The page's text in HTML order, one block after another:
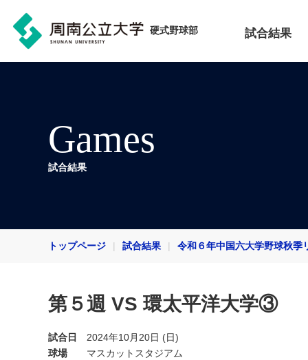
硬式野球部 試合結果
Games
試合結果
トップページ 試合結果 令和６年中国六大学野球秋季
第５週 VS 環太平洋大学③
試合日
2024年10月20日 (日)
球場
マスカットスタジアム